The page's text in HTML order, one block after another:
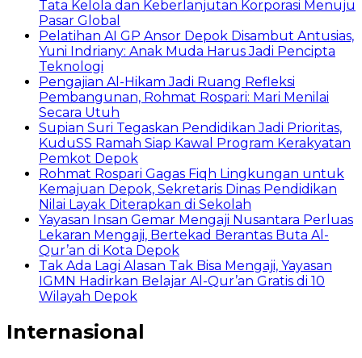
Tata Kelola dan Keberlanjutan Korporasi Menuju
Pasar Global
Pelatihan AI GP Ansor Depok Disambut Antusias,
Yuni Indriany: Anak Muda Harus Jadi Pencipta
Teknologi
Pengajian Al-Hikam Jadi Ruang Refleksi
Pembangunan, Rohmat Rospari: Mari Menilai
Secara Utuh
Supian Suri Tegaskan Pendidikan Jadi Prioritas,
KuduSS Ramah Siap Kawal Program Kerakyatan
Pemkot Depok
Rohmat Rospari Gagas Fiqh Lingkungan untuk
Kemajuan Depok, Sekretaris Dinas Pendidikan
Nilai Layak Diterapkan di Sekolah
Yayasan Insan Gemar Mengaji Nusantara Perluas
Lekaran Mengaji, Bertekad Berantas Buta Al-
Qur’an di Kota Depok
Tak Ada Lagi Alasan Tak Bisa Mengaji, Yayasan
IGMN Hadirkan Belajar Al-Qur’an Gratis di 10
Wilayah Depok
Internasional